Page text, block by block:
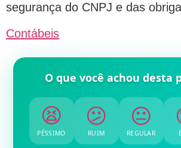
segurança do CNPJ e das
Contábeis
O que você achou desta
😫
PÉSSIMO
😕
RUIM
😐
REGULAR